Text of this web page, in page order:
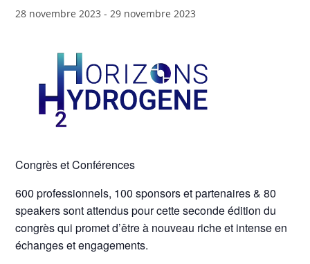
28 novembre 2023 -29 novembre 2023
Congrès et Conférences
600 professionnels, 100 sponsors et partenaires & 80
speakers sont attendus pour cette seconde édition du
congrès qui promet d’être à nouveau riche et intense en
échanges et engagements.